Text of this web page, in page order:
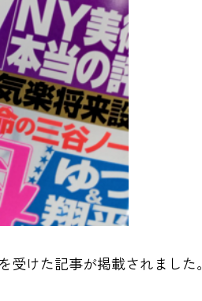
受けた記事が掲載されました。